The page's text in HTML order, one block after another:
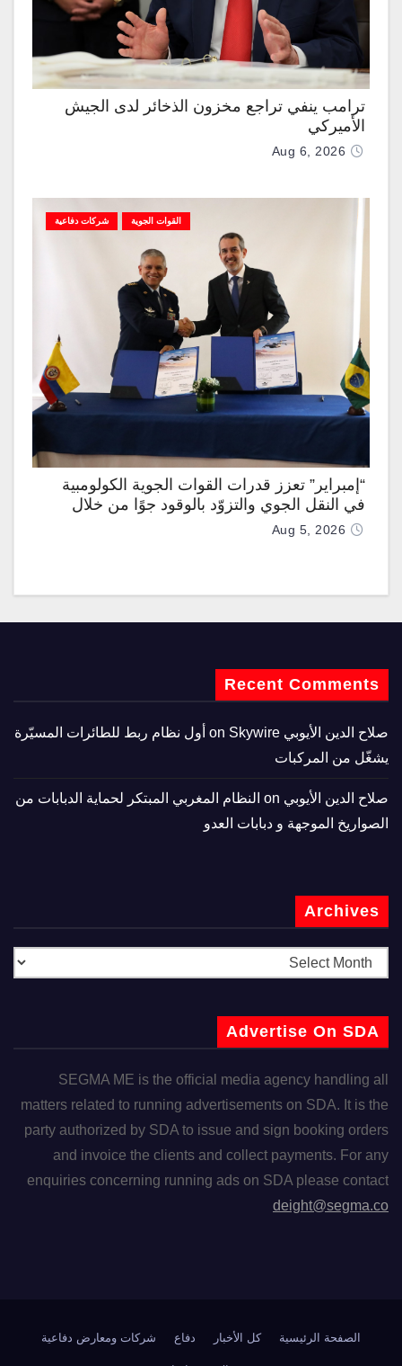
ترامب ينفي تراجع مخزون الذخائر لدى الجيش
الأميركي
Aug 6, 2026
القوات الجوية شركات دفاعية
“إمبراير” تعزز قدرات القوات الجوية الكولومبية
في النقل الجوي والتزوّد بالوقود جوًا من خلال
تزويدها بطائرتي “كيه سي-390 ميلينيوم”
Aug 5, 2026
Recent Comments
صلاح الدين الأيوبي
Skywire أول نظام ربط للطائرات المسيّرة
يشغّل من المركبات
صلاح الدين الأيوبي
النظام المغربي المبتكر لحماية الدبابات من
الصواريخ الموجهة و دبابات العدو
Archives
Advertise On SDA
SEGMA ME is the official media agency handling all
matters related to running advertisements on SDA. It is the
party authorized by SDA to issue and sign booking orders
and invoice the clients and collect payments. For any
enquiries concerning running ads on SDA please contact
deight@segma.co
الصفحة الرئيسية كل الأخبار دفاع شركات ومعارض دفاعية